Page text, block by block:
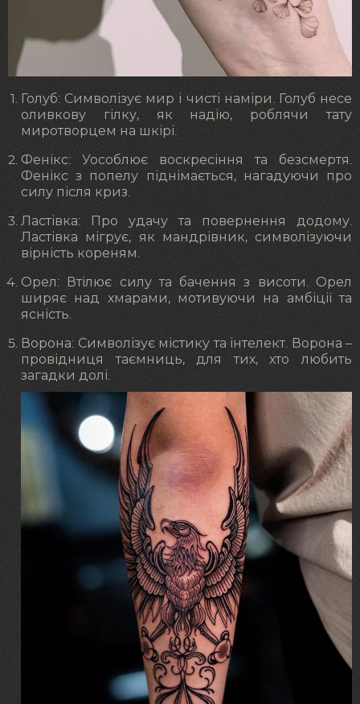
Голуб: Символізує мир і чисті наміри. Голуб несе
оливкову гілку, як надію, роблячи тату
миротворцем на шкірі.
Фенікс: Уособлює воскресіння та безсмертя.
Фенікс з попелу піднімається, нагадуючи про
силу після криз.
Ластівка: Про удачу та повернення додому.
Ластівка мігрує, як мандрівник, символізуючи
вірність кореням.
Орел: Втілює силу та бачення з висоти. Орел
ширяє над хмарами, мотивуючи на амбіції та
ясність.
Ворона: Символізує містику та інтелект. Ворона –
провідниця таємниць, для тих, хто любить
загадки долі.